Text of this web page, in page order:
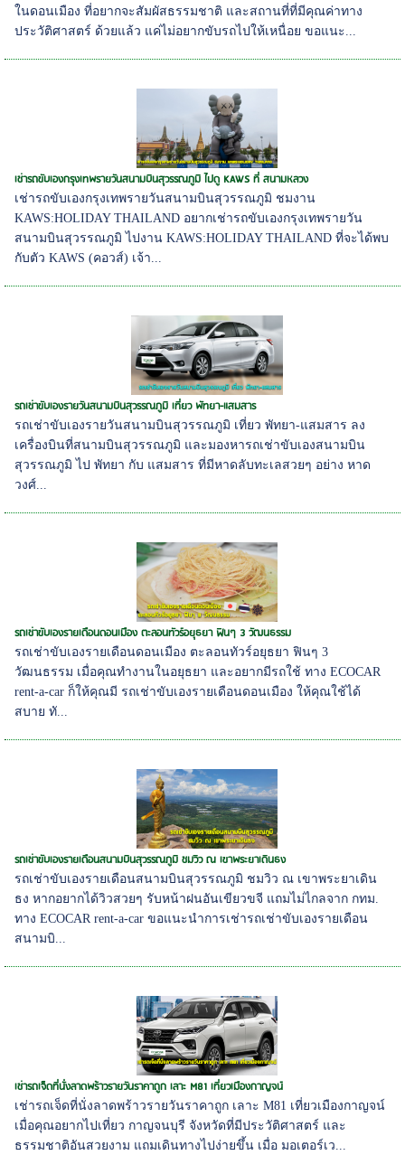
ในดอนเมือง ที่อยากจะสัมผัสธรรมชาติ และสถานที่ที่มีคุณค่าทาง
ประวัติศาสตร์ ด้วยแล้ว แค่ไม่อยากขับรถไปให้เหนื่อย ขอแนะ...
เช่ารถขับเองกรุงเทพรายวันสนามบินสุวรรณภูมิ ไปดู KAWS ที่ สนามหลวง
เช่ารถขับเองกรุงเทพรายวันสนามบินสุวรรณภูมิ ชมงาน
KAWS:HOLIDAY THAILAND อยากเช่ารถขับเองกรุงเทพรายวัน
สนามบินสุวรรณภูมิ ไปงาน KAWS:HOLIDAY THAILAND ที่จะได้พบ
กับตัว KAWS (คอวส์) เจ้า...
รถเช่าขับเองรายวันสนามบินสุวรรณภูมิ เที่ยว พัทยา-แสมสาร
รถเช่าขับเองรายวันสนามบินสุวรรณภูมิ เที่ยว พัทยา-แสมสาร ลง
เครื่องบินที่สนามบินสุวรรณภูมิ และมองหารถเช่าขับเองสนามบิน
สุวรรณภูมิ ไป พัทยา กับ แสมสาร ที่มีหาดลับทะเลสวยๆ อย่าง หาด
วงศ์...
รถเช่าขับเองรายเดือนดอนเมือง ตะลอนทัวร์อยุธยา ฟินๆ 3 วัฒนธรรม
รถเช่าขับเองรายเดือนดอนเมือง ตะลอนทัวร์อยุธยา ฟินๆ 3
วัฒนธรรม เมื่อคุณทำงานในอยุธยา และอยากมีรถใช้ ทาง ECOCAR
rent-a-car ก็ให้คุณมี รถเช่าขับเองรายเดือนดอนเมือง ให้คุณใช้ได้
สบาย ทั...
รถเช่าขับเองรายเดือนสนามบินสุวรรณภูมิ ชมวิว ณ เขาพระยาเดินธง
รถเช่าขับเองรายเดือนสนามบินสุวรรณภูมิ ชมวิว ณ เขาพระยาเดิน
ธง หากอยากได้วิวสวยๆ รับหน้าฝนอันเขียวขจี แถมไม่ไกลจาก กทม.
ทาง ECOCAR rent-a-car ขอแนะนำการเช่ารถเช่าขับเองรายเดือน
สนามบิ...
เช่ารถเจ็ดที่นั่งลาดพร้าวรายวันราคาถูก เลาะ M81 เที่ยวเมืองกาญจน์
เช่ารถเจ็ดที่นั่งลาดพร้าวรายวันราคาถูก เลาะ M81 เที่ยวเมืองกาญจน์
เมื่อคุณอยากไปเที่ยว กาญจนบุรี จังหวัดที่มีประวัติศาสตร์ และ
ธรรมชาติอันสวยงาม แถมเดินทางไปง่ายขึ้น เมื่อ มอเตอร์เว...